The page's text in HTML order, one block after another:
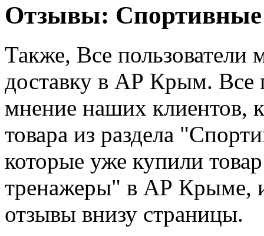
Отзывы:
Также, Все пользователи
доставку в АР Крым. Все
мнение наших клиентов,
товара из раздела
которые уже купили
тренажеры" в АР Крыме,
отзывы внизу страницы.